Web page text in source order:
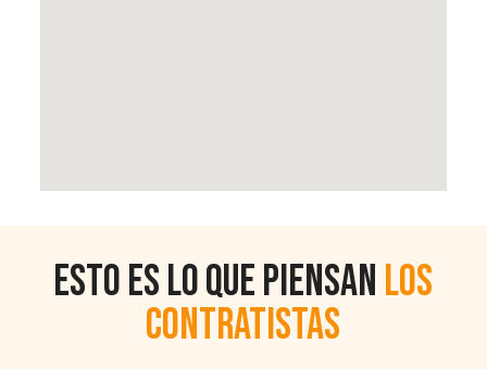
Esto es lo que piensan los
contratistas